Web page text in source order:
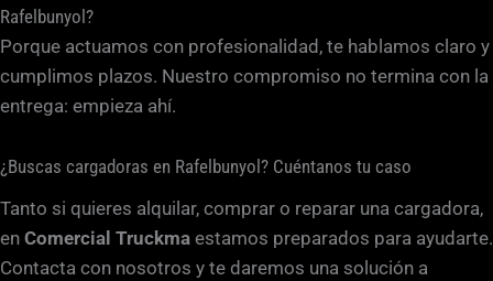
Rafelbunyol?
Porque actuamos con profesionalidad, te hablamos claro y
cumplimos plazos. Nuestro compromiso no termina con la
entrega: empieza ahí.
¿Buscas cargadoras en Rafelbunyol? Cuéntanos tu caso
Tanto si quieres alquilar, comprar o reparar una cargadora,
en Comercial Truckma estamos preparados para ayudarte.
Contacta con nosotros y te daremos una solución a